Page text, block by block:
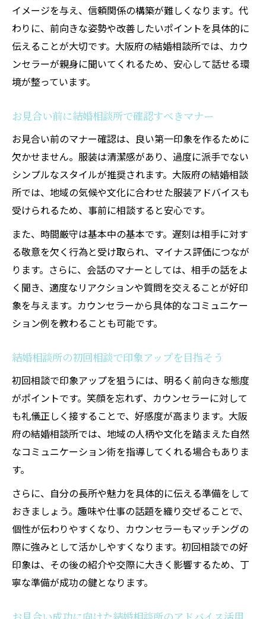
イメージを与え、信頼関係の構築が難しくなります。代
わりに、前向きな姿勢や改善したいポイントを具体的に
伝えることが大切です。大阪府の結婚相談所では、カウ
ンセラーが親身に聞いてくれるため、安心して話せる環
境が整っています。
お見合い前に結婚相談所で確認すべきマナー
お見合い前のマナー確認は、良い第一印象を作るために
欠かせません。服装は清潔感があり、過度に派手でない
シンプルなスタイルが推奨されます。大阪府の結婚相談
所では、地域の気候や文化に合わせた服装アドバイスも
受けられるため、事前に相談すると安心です。
また、時間厳守は基本中の基本です。遅刻は相手に対す
る敬意を欠く行為と受け取られ、マイナス評価につなが
ります。さらに、会話のマナーとしては、相手の話をよ
く聞き、適度なリアクションや質問を交えることが好印
象を与えます。カウンセラーから具体的なコミュニケー
ション例を教わることも可能です。
結婚相談所の初回相談で印象アップを目指そう
初回相談で印象アップを狙うには、明るく前向きな態度
がポイントです。笑顔を忘れず、カウンセラーに対して
も礼儀正しく接することで、好感度が高まります。大阪
府の結婚相談所では、地域の人柄や文化を踏まえた自然
なコミュニケーション術を指導してくれる場合もありま
す。
さらに、自分の長所や魅力を具体的に伝える準備をして
おきましょう。趣味や仕事の話題を織り交ぜることで、
個性が伝わりやすくなり、カウンセラーもマッチングの
際に強みとして活かしやすくなります。初回相談での好
印象は、その後の紹介や交際に大きく影響するため、丁
寧な準備が成功の鍵となります。